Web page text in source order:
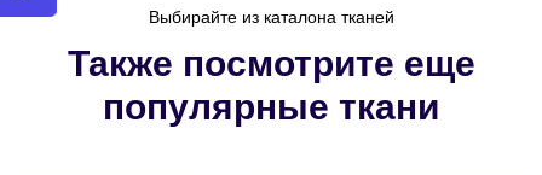
Выбирайте из каталона тканей
Также посмотрите еще
популярные ткани